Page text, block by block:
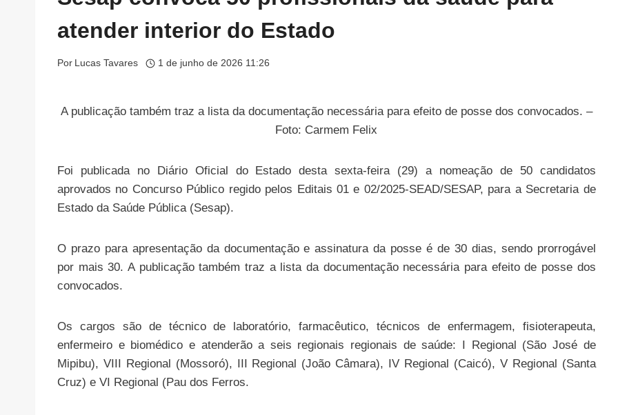
atender interior do Estado
Por Lucas Tavares 1 de junho de 2026 11:26
A publicação também traz a lista da documentação necessária para efeito de posse dos convocados. –
Foto: Carmem Felix
Foi publicada no Diário Oficial do Estado desta sexta-feira (29) a nomeação de 50 candidatos
aprovados no Concurso Público regido pelos Editais 01 e 02/2025-SEAD/SESAP, para a Secretaria de
Estado da Saúde Pública (Sesap).
O prazo para apresentação da documentação e assinatura da posse é de 30 dias, sendo prorrogável
por mais 30. A publicação também traz a lista da documentação necessária para efeito de posse dos
convocados.
Os cargos são de técnico de laboratório, farmacêutico, técnicos de enfermagem, fisioterapeuta,
enfermeiro e biomédico e atenderão a seis regionais regionais de saúde: I Regional (São José de
Mipibu), VIII Regional (Mossoró), III Regional (João Câmara), IV Regional (Caicó), V Regional (Santa
Cruz) e VI Regional (Pau dos Ferros.